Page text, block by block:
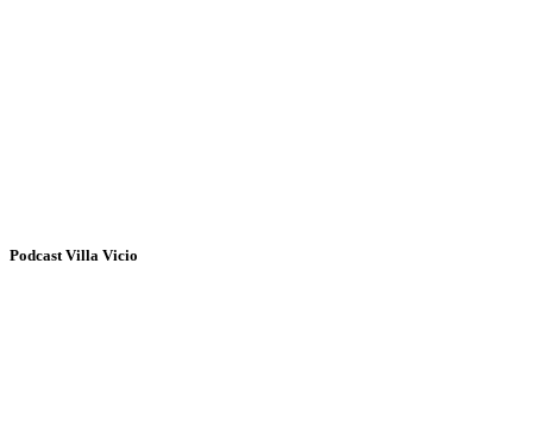
Podcast Villa Vicio